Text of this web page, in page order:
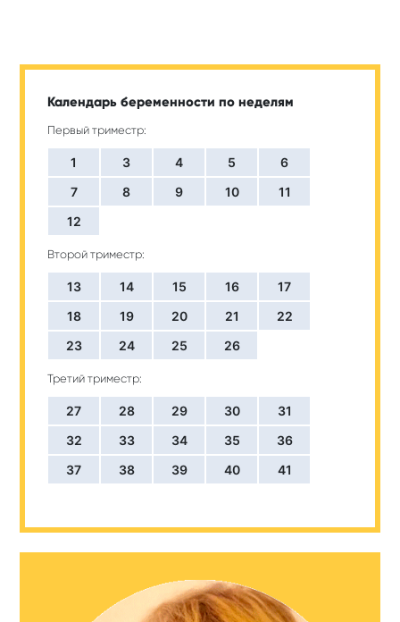
Календарь беременности по неделям
Первый триместр:
1 3 4 5
6
7
8 9 10
11
12
Второй триместр:
13 14 15 16
17
18
19 20 21
22
23
24 25 26
Третий триместр:
27 28 29 30
31
32
33 34 35
36
37
38 39 40 41